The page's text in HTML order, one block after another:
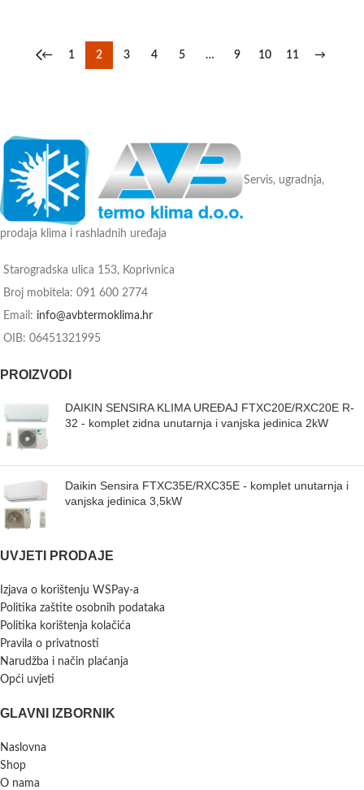
← 1 2 3 4 5 … 9 10 11 →
Servis, ugradnja,
prodaja klima i rashladnih uređaja
Starogradska ulica 153, Koprivnica
Broj mobitela: 091 600 2774
Email: info@avbtermoklima.hr
OIB: 06451321995
PROIZVODI
DAIKIN SENSIRA KLIMA UREĐAJ FTXC20E/RXC20E R-
32 - komplet zidna unutarnja i vanjska jedinica 2kW
Daikin Sensira FTXC35E/RXC35E - komplet unutarnja i
vanjska jedinica 3,5kW
UVJETI PRODAJE
Izjava o korištenju WSPay-a
Politika zaštite osobnih podataka
Politika korištenja kolačića
Pravila o privatnosti
Narudžba i način plaćanja
Opći uvjeti
GLAVNI IZBORNIK
Naslovna
Shop
O nama